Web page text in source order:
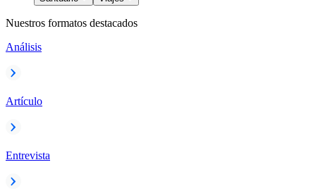
Nuestros formatos destacados
Análisis
Artículo
Entrevista